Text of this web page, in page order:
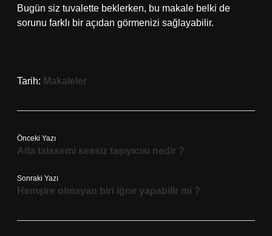
Bugün siz tuvalette beklerken, bu makale belki de
sorunu farklı bir açıdan görmenizi sağlayabilir.
Tarih: Makaleler
Önceki Yazı
Alfa talasemi sessiz taşıyıcısı nedir ?
Sonraki Yazı
Hemşire olmayan biri iğne yapabilir mi ?